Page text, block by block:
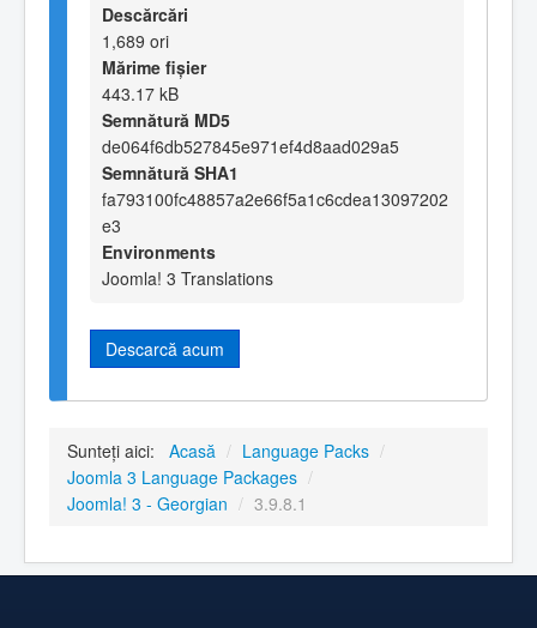
Descărcări
1,689 ori
Mărime fișier
443.17 kB
Semnătură MD5
de064f6db527845e971ef4d8aad029a5
Semnătură SHA1
fa793100fc48857a2e66f5a1c6cdea13097202
e3
Environments
Joomla! 3 Translations
Descarcă acum
Sunteți aici: Acasă / Language Packs /
Joomla 3 Language Packages /
Joomla! 3 - Georgian / 3.9.8.1